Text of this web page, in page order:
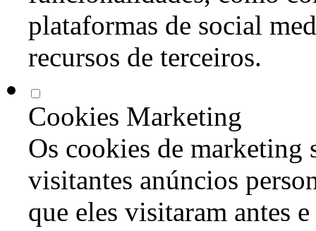
plataformas de social
recursos de terceiros.
Cookies Marketing
Os cookies de marketing
visitantes anúncios
que eles visitaram antes